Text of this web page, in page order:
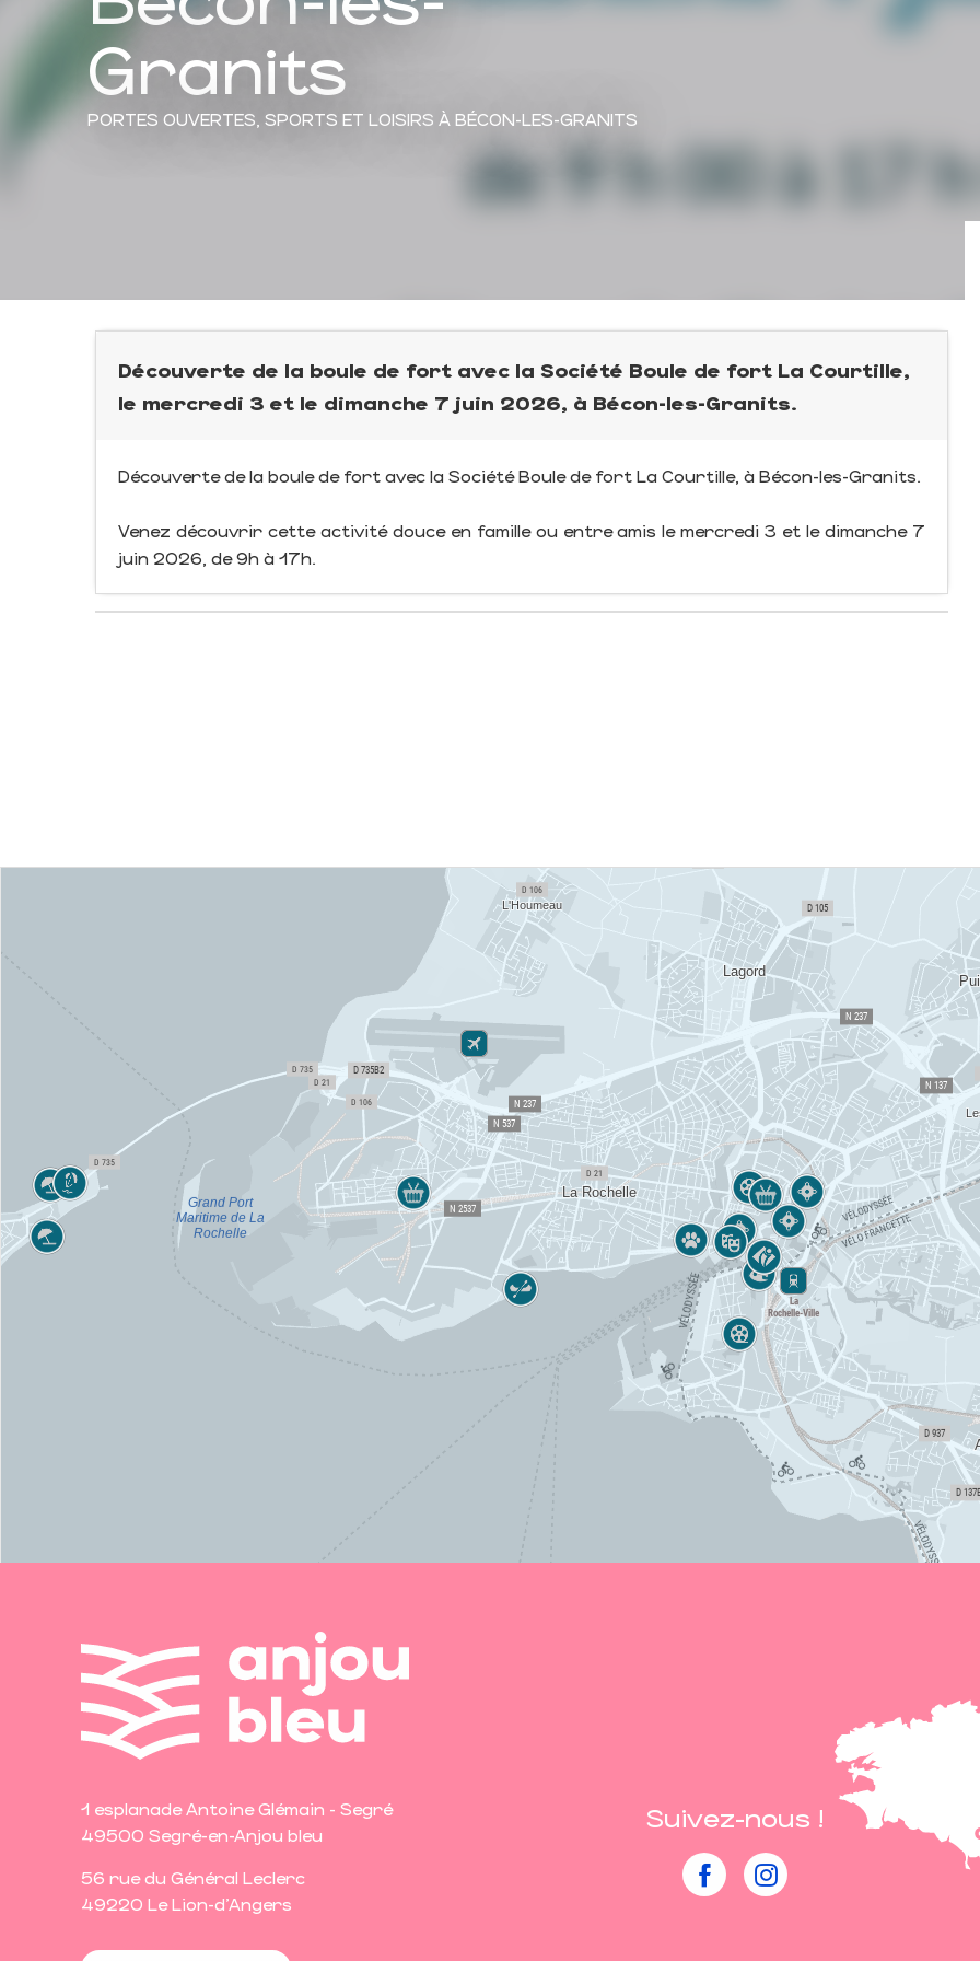
Granits
PORTES OUVERTES, SPORTS ET LOISIRS À BÉCON-LES-GRANITS
Découverte de la boule de fort avec la Société Boule de fort La Courtille,
le mercredi 3 et le dimanche 7 juin 2026, à Bécon-les-Granits.
Découverte de la boule de fort avec la Société Boule de fort La Courtille, à Bécon-les-Granits.
Venez découvrir cette activité douce en famille ou entre amis le mercredi 3 et le dimanche 7
juin 2026, de 9h à 17h.
1 esplanade Antoine Glémain - Segré
49500 Segré-en-Anjou bleu
56 rue du Général Leclerc
49220 Le Lion-d'Angers
Suivez-nous !